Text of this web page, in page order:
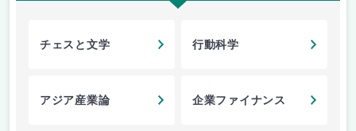
チェスと文学 行動科学
アジア産業論 企業ファイナンス